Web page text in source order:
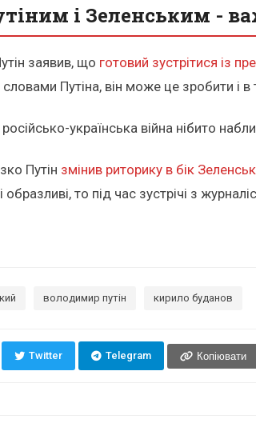
і Зеленським -
заявив, що готовий зустрітися із
Путіна, він може це зробити і в
українська війна нібито
Путін змінив риторику в бік
образливі, то під час зустрічі з
володимир путін кирило буданов
Twitter Telegram Копіювати